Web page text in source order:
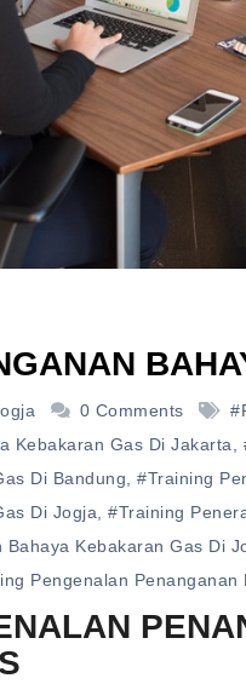
0 Comments
Kebakaran Gas Di Jakarta
Di Bandung
#training
Di Jogja
#training
Kebakaran Gas Di
Pengenalan Penanganan